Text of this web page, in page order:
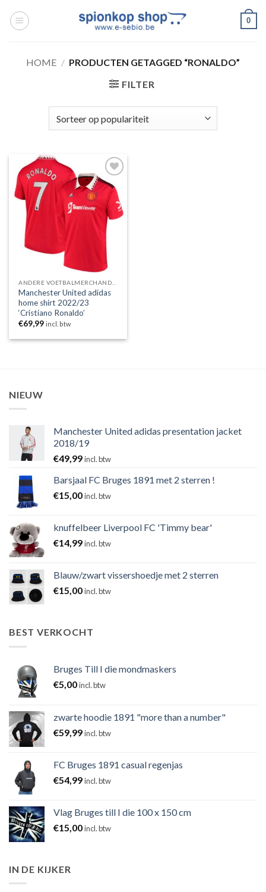
naar
0
HOME / PRODUCTEN GETAGGED “RONALDO”
FILTER
Toevoegen
wenslijst
Manchester United adidas
home shirt 2022/23
‘Cristiano Ronaldo’
€69,99 incl. btw
NIEUW
Manchester United adidas presentation jacket
2018/19
€49,99incl. btw
Barsjaal FC Bruges 1891 met 2 sterren !
€15,00incl. btw
knuffelbeer Liverpool FC 'Timmy bear'
€14,99incl. btw
Blauw/zwart vissershoedje met 2 sterren
€15,00incl. btw
BEST VERKOCHT
Bruges Till I die mondmaskers
€5,00incl. btw
zwarte hoodie 1891 "more than a number"
€59,99incl. btw
FC Bruges 1891 casual regenjas
€54,99incl. btw
Vlag Bruges till I die 100 x 150 cm
€15,00incl. btw
IN DE KIJKER